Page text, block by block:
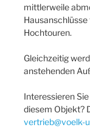
mittlerweile
Hochtouren.
Gleichzeitig
anstehenden
Interessieren
diesem Objekt?
vertrieb@voelk-